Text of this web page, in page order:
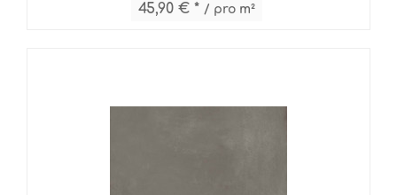
45,90 € * / pro m²